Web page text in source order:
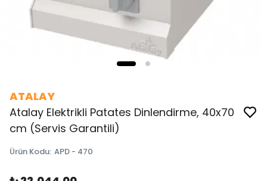
ATALAY
Atalay Elektrikli Patates Dinlendirme, 40x70
cm (Servis Garantili)
Ürün Kodu: APD - 470